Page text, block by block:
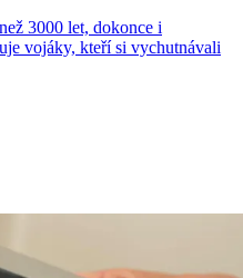
3000 let, dokonce i
vojáky, kteří si vychutnávali